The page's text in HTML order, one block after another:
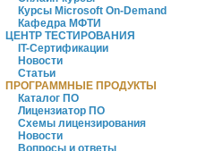
Курсы Microsoft On-Demand
Кафедра МФТИ
ЦЕНТР ТЕСТИРОВАНИЯ
IT-Сертификации
Новости
Статьи
ПРОГРАММНЫЕ ПРОДУКТЫ
Каталог ПО
Лицензиатор ПО
Схемы лицензирования
Новости
Вопросы и ответы